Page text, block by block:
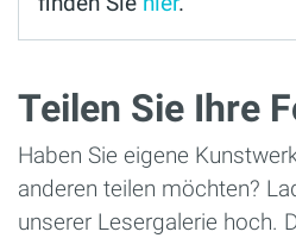
Teilen Sie Ihre
Haben Sie eigene
anderen teilen möchten?
unserer Lesergalerie hoch.